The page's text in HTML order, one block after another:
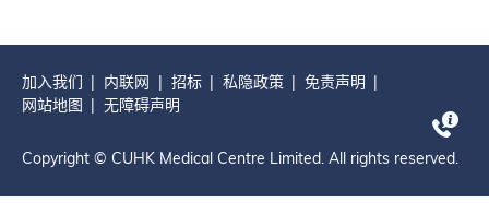
加入我们 内联网 招标 私隐政策
免责声明
网站地图
无障碍声明
Copyright © CUHK Medical Centre Limited. All rights reserved.